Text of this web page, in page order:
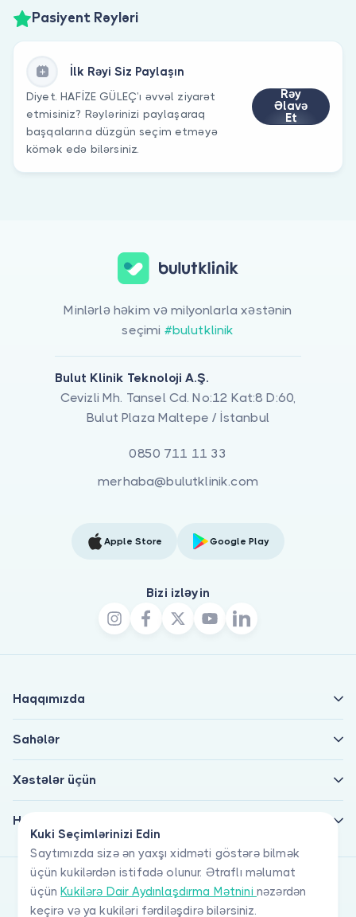
Pasiyent Rəyləri
İlk Rəyi Siz Paylaşın
Diyet. HAFİZE GÜLEÇ’ı əvvəl ziyarət
etmisiniz? Rəylərinizi paylaşaraq
başqalarına düzgün seçim etməyə
kömək edə bilərsiniz.
Rəy
Əlavə
Et
Kuki Seçimlərinizi Edin
Saytımızda sizə ən yaxşı xidməti göstərə bilmək
üçün kukilərdən istifadə olunur. Ətraflı məlumat
üçünKukilərə Dair Aydınlaşdırma Mətnini nəzərdən
keçirə və ya kukiləri fərdiləşdirə bilərsiniz.
Minlərlə həkim və milyonlarla xəstənin
seçimi #bulutklinik
Bulut Klinik Teknoloji A.Ş.
Cevizli Mh. Tansel Cd. No:12 Kat:8 D:60,
Bulut Plaza Maltepe / İstanbul
0850 711 11 33
merhaba@bulutklinik.com
Apple Store Google Play
Bizi izləyin
Haqqımızda
Sahələr
Xəstələr üçün
Həkimlər üçün